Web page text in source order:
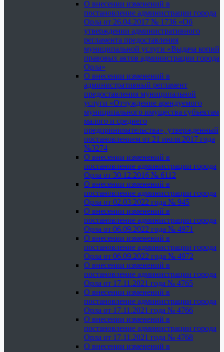
О внесении изменений в
постановление администрации города
Орла от 26.04.2017 № 1736 «Об
утверждении административного
регламента предоставления
муниципальной услуги «Выдача копий
правовых актов администрации города
Орла»
О внесении изменений в
административный регламент
предоставления муниципальной
услуги «Отчуждение арендуемого
муниципального имущества субъектам
малого и среднего
предпринимательства», утвержденный
постановлением от 21 июля 2017 года
№3274
О внесении изменений в
постановление администрации города
Орла от 30.12.2016 № 6112
О внесении изменений в
постановление администрации города
Орла от 02.03.2022 года № 945
О внесении изменений в
постановление администрации города
Орла от 06.09.2022 года № 4971
О внесении изменений в
постановление администрации города
Орла от 06.09.2022 года № 4972
О внесении изменений в
постановление администрации города
Орла от 17.11.2021 года № 4765
О внесении изменений в
постановление администрации города
Орла от 17.11.2021 года № 4766
О внесении изменений в
постановление администрации города
Орла от 17.11.2021 года № 4768
О внесении изменений в